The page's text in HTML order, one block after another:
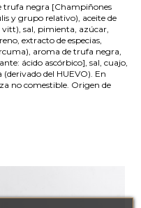
trufa negra [Champiñones
y grupo relativo), aceite de
sal, pimienta, azúcar,
extracto de especias,
aroma de trufa negra,
ácido ascórbico], sal, cuajo,
del HUEVO). En
no comestible. Origen de